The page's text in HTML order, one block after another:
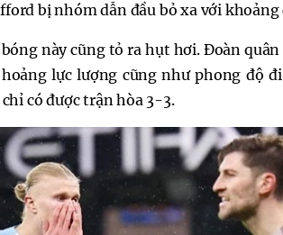
bị nhóm dẫn đầu bỏ xa với
này cũng tỏ ra hụt hơi. Đoàn quân
lực lượng cũng như phong độ
có được trận hòa 3-3.